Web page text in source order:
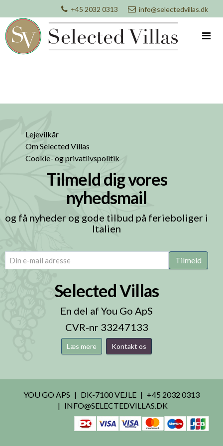
+45 2032 0313 info@selectedvillas.dk
Lejevilkår
Om Selected Villas
Cookie- og privatlivspolitik
Tilmeld dig vores
nyhedsmail
og få nyheder og gode tilbud på ferieboliger i
Italien
email (Påkrævet) Tilmeld
Selected Villas
En del af You Go ApS
CVR-nr 33247133
Læs mere Kontakt os
YOU GO APS DK-7100 VEJLE
+45 2032 0313
INFO@SELECTEDVILLAS.DK